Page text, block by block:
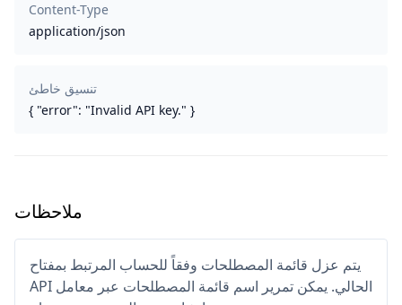
Content-Type
application/json
تنسيق خاطئ
{ "error": "Invalid API key." }
ملاحظات
يتم عزل قائمة المصطلحات وفقاً للحساب المرتبط بمفتاح
API الحالي. يمكن تمرير اسم قائمة المصطلحات عبر معامل